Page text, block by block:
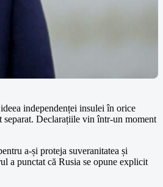
independenței insulei în orice
separat. Declarațiile vin într-un moment
a-și proteja suveranitatea și
a punctat că Rusia se opune explicit